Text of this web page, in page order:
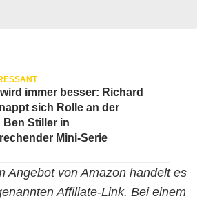
immer besser: Richard
sich Rolle an der
Ben Stiller in
Mini-Serie
Angebot von Amazon handelt es
Affiliate-Link. Bei einem